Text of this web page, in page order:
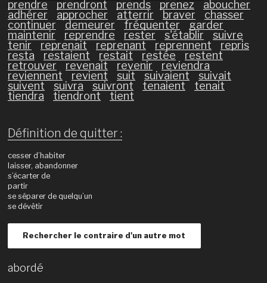
prendre
prendront prends prenez
aboucher
adhérer
approcher atterrir braver
chasser
continuer
demeurer fréquenter
garder
maintenir
reprendre rester s'établir
suivre
tenir
reprenait reprenant reprennent
repris
resta
restaient restait restée
restent
retrouver
revenait revenir
reviendra
reviennent
revient suit suivaient
suivait
suivent
suivra suivront tenaient
tenait
tiendra
tiendront tient
Définition de quitter :
cesser d’habiter
laisser, abandonner
s’écarter de
partir
se séparer de quelqu’un
se dévêtir
Rechercher le contraire d'un autre mot
abordé